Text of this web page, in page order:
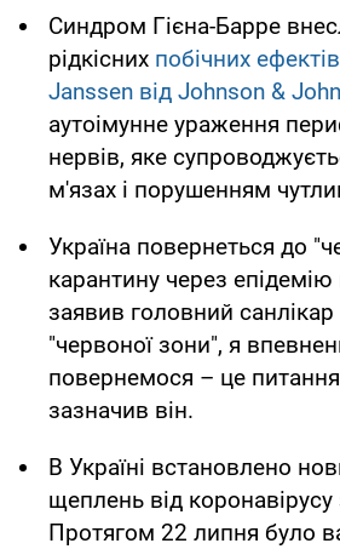
Синдром Гієна-Барре
рідкісних побічних
Janssen від Johnson &
аутоімунне ураження
нервів, яке
м'язах і порушенням
Україна повернеться до
карантину через епідемію
заявив головний санлікар
"червоної зони", я
повернемося – це
зазначив він.
В Україні встановлено
щеплень від коронавірусу
Протягом 22 липня було